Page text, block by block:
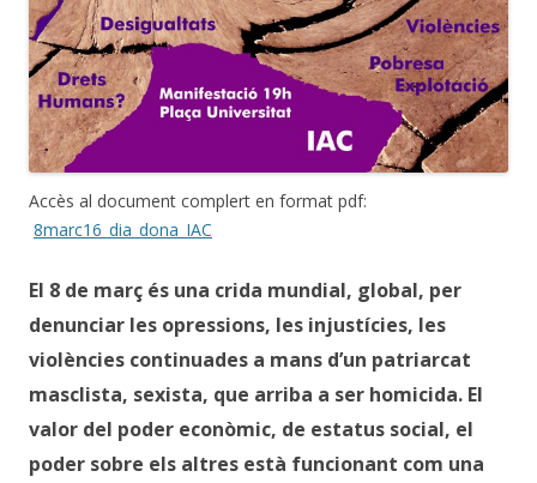
Accès al document complert en format pdf:
8marc16_dia_dona_IAC
El 8 de març és una crida mundial, global, per
denunciar les opressions, les injustícies, les
violències continuades a mans d’un patriarcat
masclista, sexista, que arriba a ser homicida. El
valor del poder econòmic, de estatus social, el
poder sobre els altres està funcionant com una